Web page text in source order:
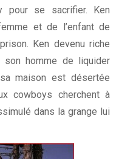
pour se sacrifier. Ken
et de l’enfant de
Ken devenu riche
son homme de liquider
maison est désertée
cowboys cherchent à
dans la grange lui